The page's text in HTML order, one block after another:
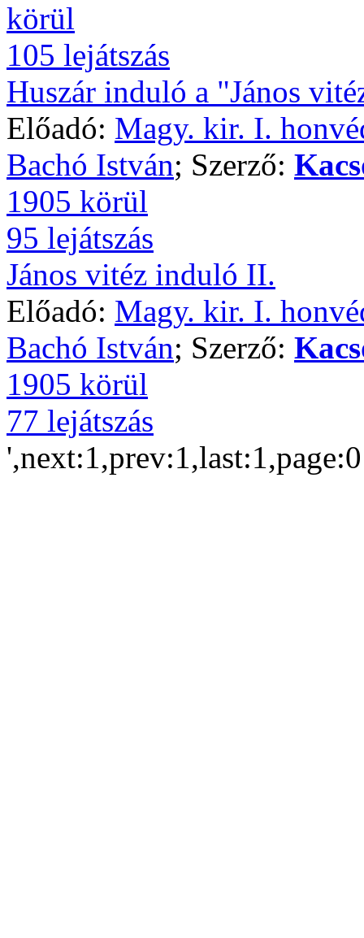
körül
105 lejátszás
Huszár induló a "János
Előadó: Magy. kir. I.
Bachó István; Szerző:
1905 körül
95 lejátszás
János vitéz induló II.
Előadó: Magy. kir. I.
Bachó István; Szerző:
1905 körül
77 lejátszás